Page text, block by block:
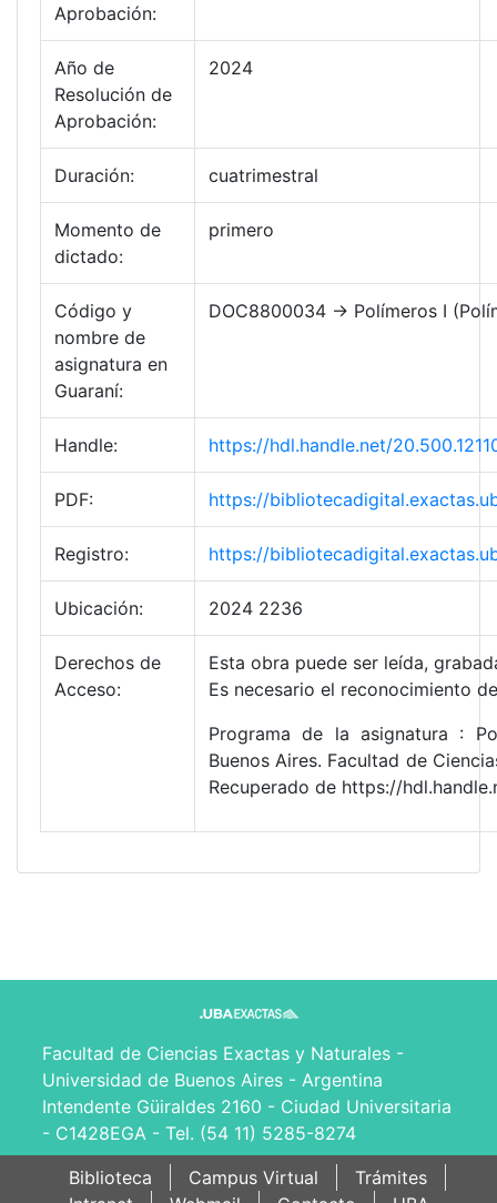
Aprobación:
Año de
Resolución de
Aprobación:
2024
Duración: cuatrimestral
Momento de
dictado:
primero
Código y
nombre de
asignatura en
Guaraní:
DOC8800034 → Polímeros I
Handle: https://hdl.handle.net/
PDF: https://
Registro: https://
Ubicación: 2024 2236
Derechos de
Acceso:
Esta obra puede ser leída,
Es necesario el reconocimiento
Programa de la asignatura :
Buenos Aires. Facultad de
Recuperado de https://
Facultad de Ciencias Exactas y Naturales -
Universidad de Buenos Aires - Argentina
Intendente Güiraldes 2160 - Ciudad Universitaria
- C1428EGA - Tel. (54 11) 5285-8274
Biblioteca
Campus Virtual
Trámites